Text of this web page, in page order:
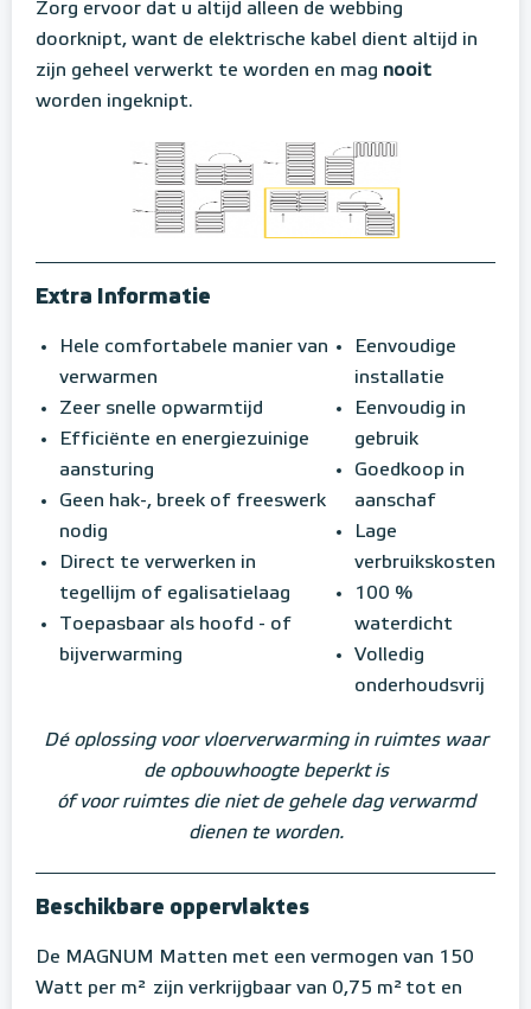
Zorg ervoor dat u altijd alleen de webbing
doorknipt, want de elektrische kabel dient altijd in
zijn geheel verwerkt te worden en mag nooit
worden ingeknipt.
Extra Informatie
Hele comfortabele manier van
verwarmen
Zeer snelle opwarmtijd
Efficiënte en energiezuinige
aansturing
Geen hak-, breek of freeswerk
nodig
Direct te verwerken in
tegellijm of egalisatielaag
Toepasbaar als hoofd - of
bijverwarming
Eenvoudige
installatie
Eenvoudig in
gebruik
Goedkoop in
aanschaf
Lage
verbruikskosten
100 %
waterdicht
Volledig
onderhoudsvrij
Dé oplossing voor vloerverwarming in ruimtes waar
de opbouwhoogte beperkt is
óf voor ruimtes die niet de gehele dag verwarmd
dienen te worden.
Beschikbare oppervlaktes
De MAGNUM Matten met een vermogen van 150
Watt per m² zijn verkrijgbaar van 0,75 m² tot en